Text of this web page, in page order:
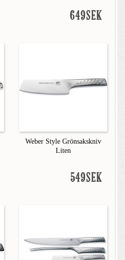
649SEK
Weber Style Grönsakskniv
Liten
549SEK